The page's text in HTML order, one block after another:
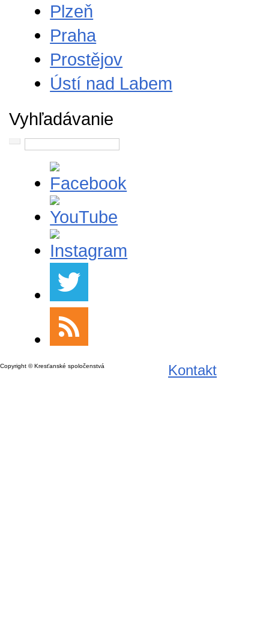
Plzeň
Praha
Prostějov
Ústí nad Labem
Vyhľadávanie
Copyright © Kresťanské spoločenstvá Kontakt